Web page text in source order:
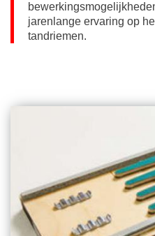
jarenlange ervaring op
tandriemen.